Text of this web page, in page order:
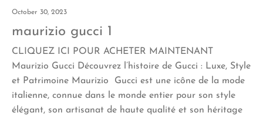
October 30, 2023
maurizio gucci 1
CLIQUEZ ICI POUR ACHETER MAINTENANT
Maurizio Gucci Découvrez l’histoire de Gucci : Luxe, Style
et Patrimoine Maurizio Gucci est une icône de la mode
italienne, connue dans le monde entier pour son style
élégant, son artisanat de haute qualité et son héritage